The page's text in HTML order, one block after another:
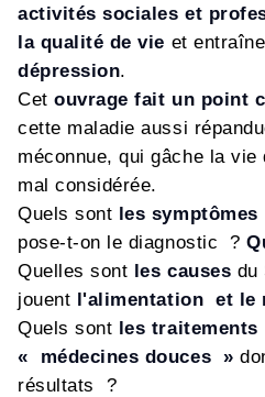
activités sociales et
la qualité de vie et
dépression.
Cet ouvrage fait un point
cette maladie aussi
méconnue, qui gâche la
mal considérée.
Quels sont les symptômes
pose-t-on le diagnostic ?
Quelles sont les causes du
jouent l'alimentation et le
Quels sont les
« médecines douces »
résultats ?